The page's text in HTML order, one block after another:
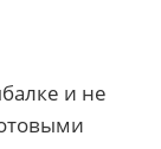
и не